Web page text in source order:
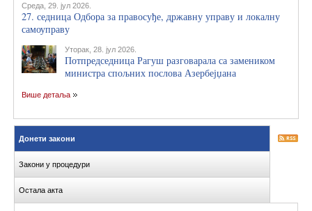
Среда, 29. јул 2026.
27. седница Одбора за правосуђе, државну управу и локалну
самоуправу
Уторак, 28. јул 2026.
Потпредседница Рагуш разговарала са замеником
министра спољних послова Азербејџана
Више детаља
Донети закони
Закони у процедури
Остала акта